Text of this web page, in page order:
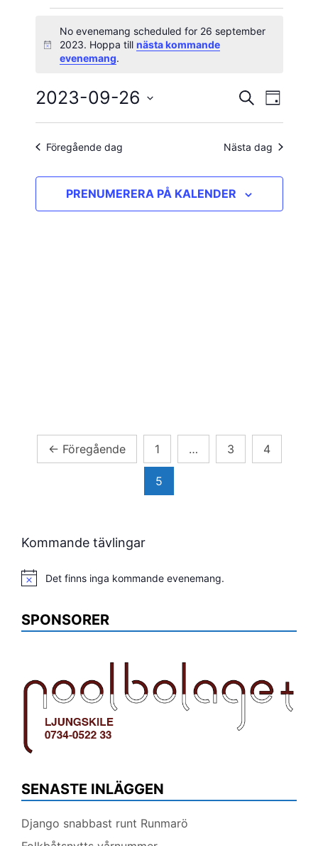
Evenemang
för
26
september
2023
Notis
No evenemang scheduled for 26 september
2023. Hoppa tillnästa kommande
evenemang.
Search
and
Views
SÖK DAG
2023-09-26
Välj
Föregående dag Nästa dag
PRENUMERERA PÅ KALENDER
Sidnumrering
← Föregående 1 … 3 4
5
Kommande tävlingar
Notis Det finns inga kommande evenemang.
SPONSORER
SENASTE INLÄGGEN
Django snabbast runt Runmarö